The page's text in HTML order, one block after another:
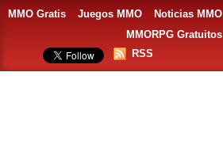
MMO Gratis Juegos MMO Noticias MMO
MMORPG Gratuitos
RSS